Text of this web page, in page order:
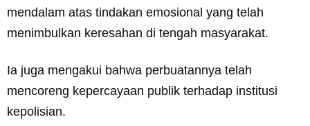
mendalam atas tindakan emosional yang telah
menimbulkan keresahan di tengah masyarakat.
Ia juga mengakui bahwa perbuatannya telah
mencoreng kepercayaan publik terhadap institusi
kepolisian.